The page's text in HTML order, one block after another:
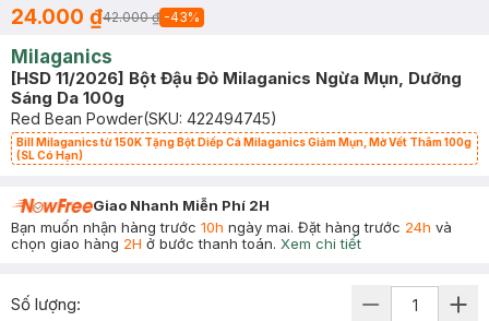
24.000 ₫42.000 ₫ -43%
Milaganics
[HSD 11/2026] Bột Đậu Đỏ Milaganics Ngừa Mụn, Dưỡng
Sáng Da 100g
Red Bean Powder(SKU: 422494745)
Bill Milaganics từ 150K Tặng Bột Diếp Cá Milaganics Giảm Mụn, Mờ Vết Thâm 100g
(SL Có Hạn)
Giao Nhanh Miễn Phí 2H
Bạn muốn nhận hàng trước 10h ngày mai. Đặt hàng trước 24h và
chọn giao hàng 2H ở bước thanh toán. Xem chi tiết
Số lượng: